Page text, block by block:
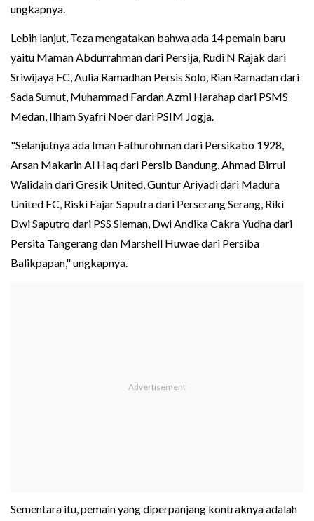
ungkapnya.
Lebih lanjut, Teza mengatakan bahwa ada 14 pemain baru
yaitu Maman Abdurrahman dari Persija, Rudi N Rajak dari
Sriwijaya FC, Aulia Ramadhan Persis Solo, Rian Ramadan dari
Sada Sumut, Muhammad Fardan Azmi Harahap dari PSMS
Medan, Ilham Syafri Noer dari PSIM Jogja.
"Selanjutnya ada Iman Fathurohman dari Persikabo 1928,
Arsan Makarin Al Haq dari Persib Bandung, Ahmad Birrul
Walidain dari Gresik United, Guntur Ariyadi dari Madura
United FC, Riski Fajar Saputra dari Perserang Serang, Riki
Dwi Saputro dari PSS Sleman, Dwi Andika Cakra Yudha dari
Persita Tangerang dan Marshell Huwae dari Persiba
Balikpapan," ungkapnya.
Sementara itu, pemain yang diperpanjang kontraknya adalah